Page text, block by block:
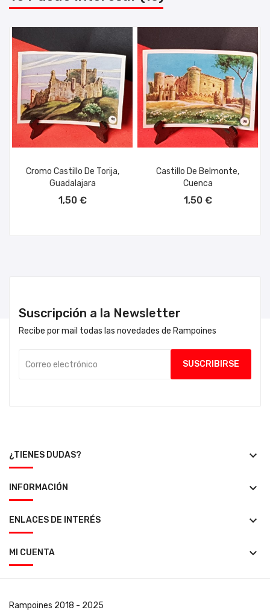
Cromo Castillo De Torija,
Guadalajara
1,50 €
Castillo De Belmonte,
Cuenca
1,50 €
Suscripción a la Newsletter
Recibe por mail todas las novedades de Rampoines
¿TIENES DUDAS? keyboard_arrow_down
INFORMACIÓN keyboard_arrow_down
ENLACES DE INTERÉS keyboard_arrow_down
MI CUENTA keyboard_arrow_down
Rampoines 2018 - 2025